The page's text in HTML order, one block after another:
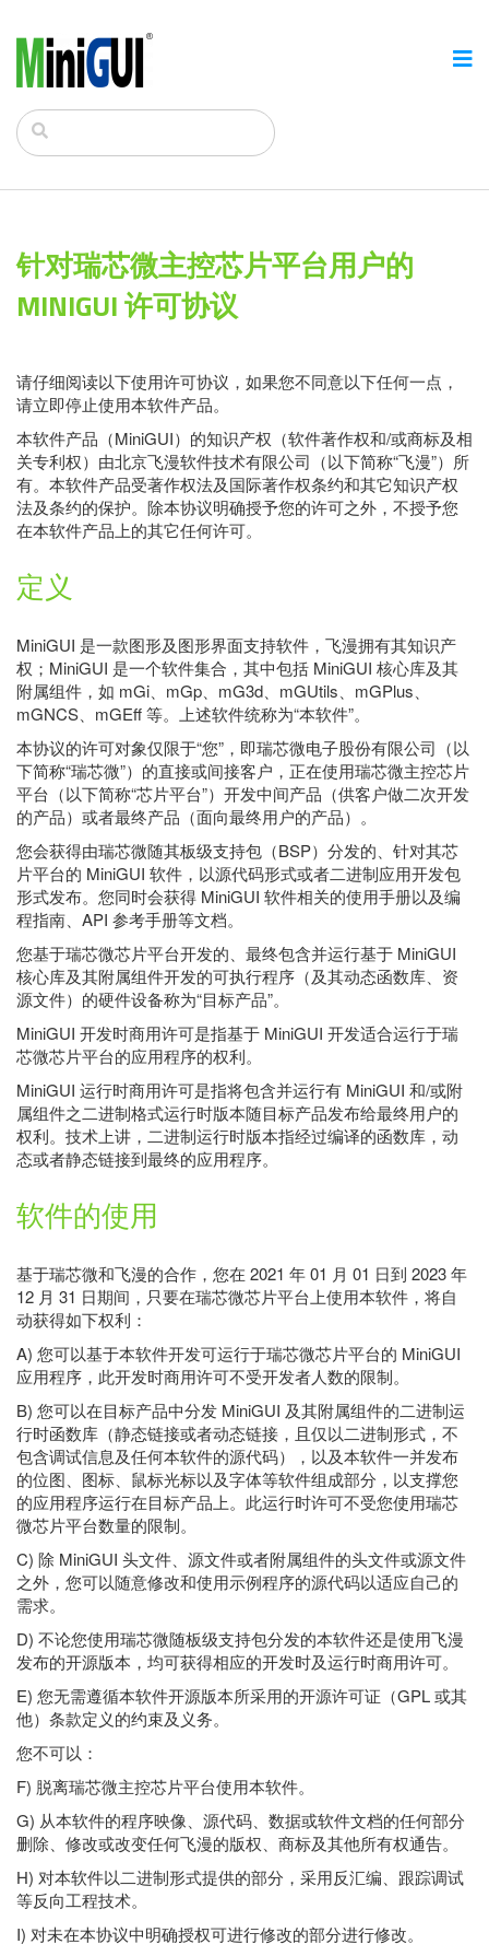
针对瑞芯微主控芯片平台用户的
MINIGUI 许可协议
请仔细阅读以下使用许可协议，如果您不同意以下任何一点，
请立即停止使用本软件产品。
本软件产品（MiniGUI）的知识产权（软件著作权和/或商标及相
关专利权）由北京飞漫软件技术有限公司（以下简称“飞漫”）所
有。本软件产品受著作权法及国际著作权条约和其它知识产权
法及条约的保护。除本协议明确授予您的许可之外，不授予您
在本软件产品上的其它任何许可。
定义
MiniGUI 是一款图形及图形界面支持软件，飞漫拥有其知识产
权；MiniGUI 是一个软件集合，其中包括 MiniGUI 核心库及其
附属组件，如 mGi、mGp、mG3d、mGUtils、mGPlus、
mGNCS、mGEff 等。上述软件统称为“本软件”。
本协议的许可对象仅限于“您”，即瑞芯微电子股份有限公司（以
下简称“瑞芯微”）的直接或间接客户，正在使用瑞芯微主控芯片
平台（以下简称“芯片平台”）开发中间产品（供客户做二次开发
的产品）或者最终产品（面向最终用户的产品）。
您会获得由瑞芯微随其板级支持包（BSP）分发的、针对其芯
片平台的 MiniGUI 软件，以源代码形式或者二进制应用开发包
形式发布。您同时会获得 MiniGUI 软件相关的使用手册以及编
程指南、API 参考手册等文档。
您基于瑞芯微芯片平台开发的、最终包含并运行基于 MiniGUI
核心库及其附属组件开发的可执行程序（及其动态函数库、资
源文件）的硬件设备称为“目标产品”。
MiniGUI 开发时商用许可是指基于 MiniGUI 开发适合运行于瑞
芯微芯片平台的应用程序的权利。
MiniGUI 运行时商用许可是指将包含并运行有 MiniGUI 和/或附
属组件之二进制格式运行时版本随目标产品发布给最终用户的
权利。技术上讲，二进制运行时版本指经过编译的函数库，动
态或者静态链接到最终的应用程序。
软件的使用
基于瑞芯微和飞漫的合作，您在 2021 年 01 月 01 日到 2023 年
12 月 31 日期间，只要在瑞芯微芯片平台上使用本软件，将自
动获得如下权利：
A) 您可以基于本软件开发可运行于瑞芯微芯片平台的 MiniGUI
应用程序，此开发时商用许可不受开发者人数的限制。
B) 您可以在目标产品中分发 MiniGUI 及其附属组件的二进制运
行时函数库（静态链接或者动态链接，且仅以二进制形式，不
包含调试信息及任何本软件的源代码），以及本软件一并发布
的位图、图标、鼠标光标以及字体等软件组成部分，以支撑您
的应用程序运行在目标产品上。此运行时许可不受您使用瑞芯
微芯片平台数量的限制。
C) 除 MiniGUI 头文件、源文件或者附属组件的头文件或源文件
之外，您可以随意修改和使用示例程序的源代码以适应自己的
需求。
D) 不论您使用瑞芯微随板级支持包分发的本软件还是使用飞漫
发布的开源版本，均可获得相应的开发时及运行时商用许可。
E) 您无需遵循本软件开源版本所采用的开源许可证（GPL 或其
他）条款定义的约束及义务。
您不可以：
F) 脱离瑞芯微主控芯片平台使用本软件。
G) 从本软件的程序映像、源代码、数据或软件文档的任何部分
删除、修改或改变任何飞漫的版权、商标及其他所有权通告。
H) 对本软件以二进制形式提供的部分，采用反汇编、跟踪调试
等反向工程技术。
I) 对未在本协议中明确授权可进行修改的部分进行修改。